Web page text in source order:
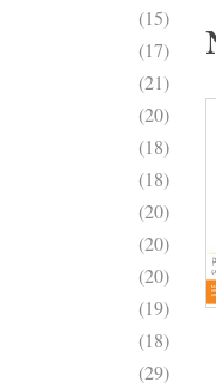
(15)
(17)
(21)
(20)
(18)
(18)
(20)
(20)
(20)
(19)
(18)
(29)